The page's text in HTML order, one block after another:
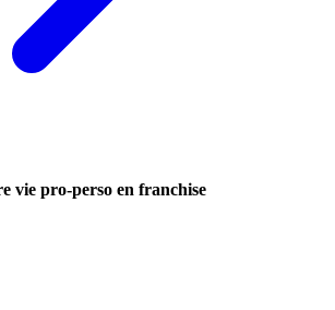
vie pro-perso en franchise